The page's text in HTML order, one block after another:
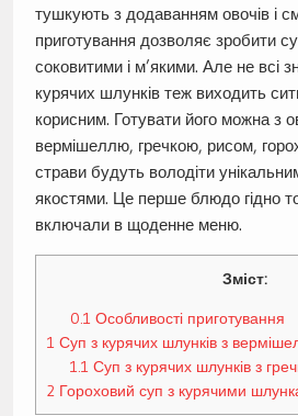
тушкують з додаванням овочів і
приготування дозволяє зробити
соковитими і м’якими. Але не всі
курячих шлунків теж виходить
корисним. Готувати його можна з
вермішеллю, гречкою, рисом,
страви будуть володіти
якостями. Це перше блюдо гідно
включали в щоденне меню.
Зміст:
0.1 Особливості приготування
1 Суп з курячих шлунків з
1.1 Суп з курячих шлунків з
2Гороховий суп з курячими